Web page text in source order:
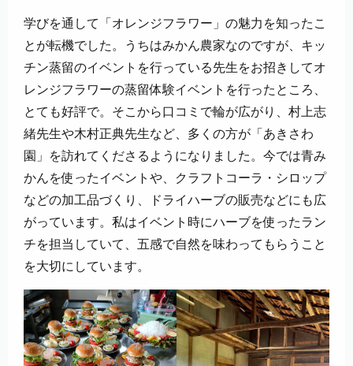
学びを通して「オレンジフラワー」の魅力を知ったこ
とが転機でした。うちはみかん農家なのですが、キッ
チン蒸留のイベントを行っている先生をお招きしてオ
レンジフラワーの蒸留体験イベントを行ったところ、
とても好評で。そこから口コミで輪が広がり、村上志
緒先生や木村正典先生など、多くの方が「あきさわ
園」を訪れてくださるようになりました。今では青み
かんを使ったイベントや、クラフトコーラ・シロップ
などの加工品づくり、ドライハーブの販売などにも広
がっています。私はイベント時にハーブを使ったラン
チを担当していて、五感で自然を味わってもらうこと
を大切にしています。